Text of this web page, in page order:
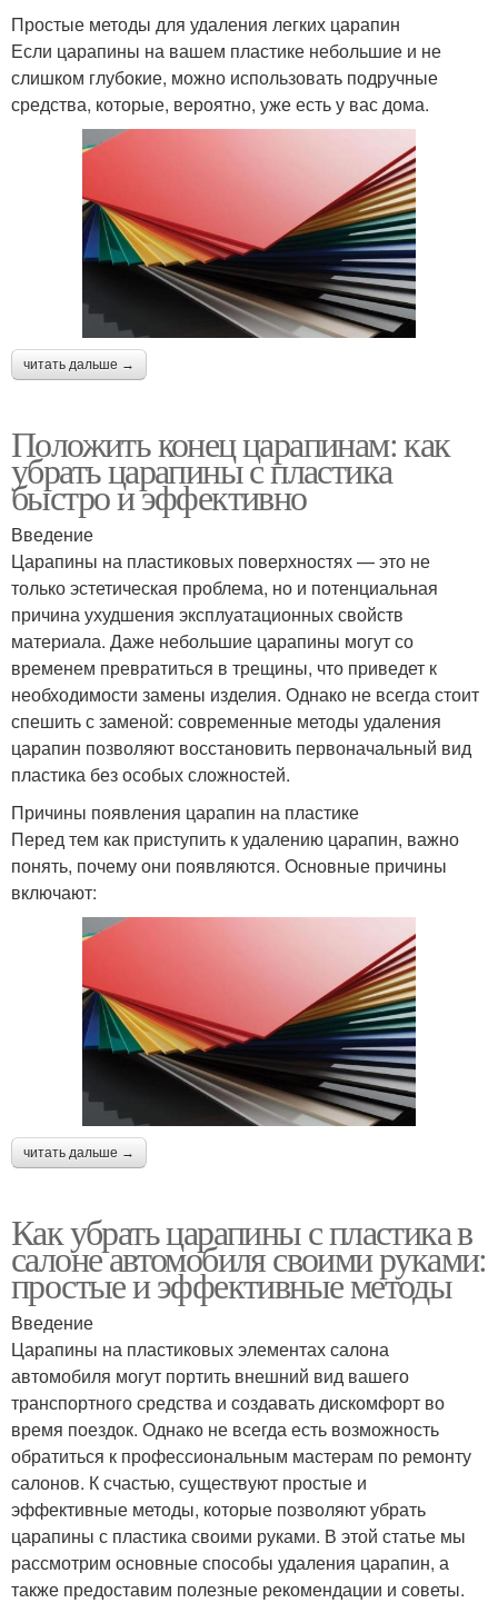
Простые методы для удаления легких царапин
Если царапины на вашем пластике небольшие и не
слишком глубокие, можно использовать подручные
средства, которые, вероятно, уже есть у вас дома.
читать дальше →
Положить конец царапинам: как
убрать царапины с пластика
быстро и эффективно
Введение
Царапины на пластиковых поверхностях — это не
только эстетическая проблема, но и потенциальная
причина ухудшения эксплуатационных свойств
материала. Даже небольшие царапины могут со
временем превратиться в трещины, что приведет к
необходимости замены изделия. Однако не всегда стоит
спешить с заменой: современные методы удаления
царапин позволяют восстановить первоначальный вид
пластика без особых сложностей.
Причины появления царапин на пластике
Перед тем как приступить к удалению царапин, важно
понять, почему они появляются. Основные причины
включают:
читать дальше →
Как убрать царапины с пластика в
салоне автомобиля своими руками:
простые и эффективные методы
Введение
Царапины на пластиковых элементах салона
автомобиля могут портить внешний вид вашего
транспортного средства и создавать дискомфорт во
время поездок. Однако не всегда есть возможность
обратиться к профессиональным мастерам по ремонту
салонов. К счастью, существуют простые и
эффективные методы, которые позволяют убрать
царапины с пластика своими руками. В этой статье мы
рассмотрим основные способы удаления царапин, а
также предоставим полезные рекомендации и советы.